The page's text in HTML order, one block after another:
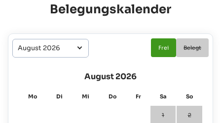
Belegungskalender
Frei Belegt
August 2026
Mo Di Mi Do Fr Sa So
1 2